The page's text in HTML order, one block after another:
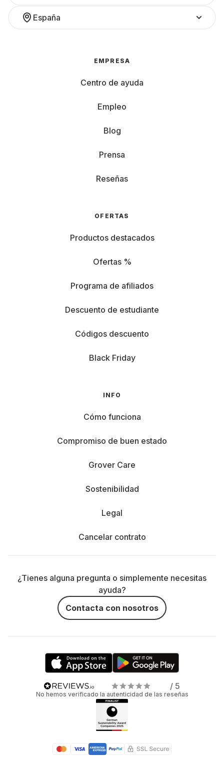
España
EMPRESA
Centro de ayuda
Empleo
Blog
Prensa
Reseñas
OFERTAS
Productos destacados
Ofertas %
Programa de afiliados
Descuento de estudiante
Códigos descuento
Black Friday
INFO
Cómo funciona
Compromiso de buen estado
Grover Care
Sostenibilidad
Legal
Cancelar contrato
¿Tienes alguna pregunta o simplemente necesitas
ayuda?
Contacta con nosotros
/ 5
No hemos verificado la autenticidad de las reseñas